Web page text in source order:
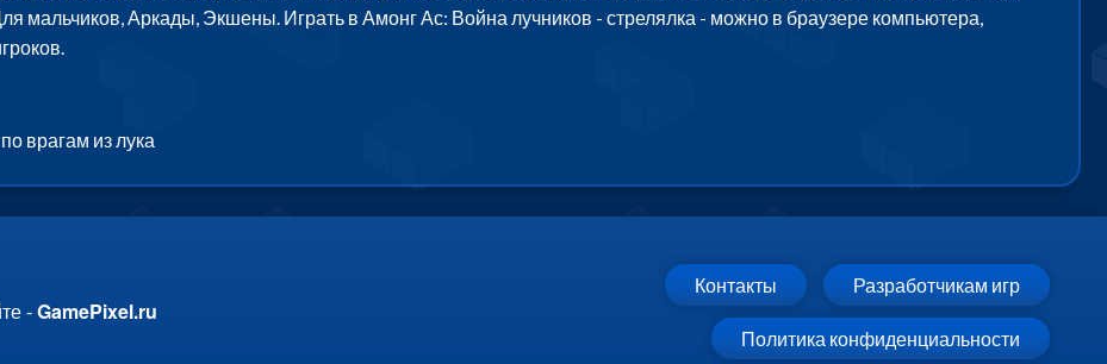
мальчиков, Аркады, Экшены. Играть в Амонг Ас: Война лучников - стрелялка - можно в браузере компьютера,
врагам из лука
-GamePixel.ru
Контакты Разработчикам игр
Политика конфиденциальности